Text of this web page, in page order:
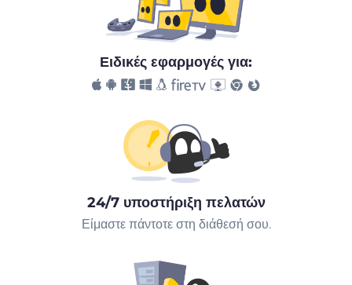
Ειδικές εφαρμογές για:
24/7 υποστήριξη πελατών
Είμαστε πάντοτε στη διάθεσή σου.